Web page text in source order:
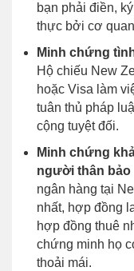
bạn phải điền,
thực bởi cơ
Minh chứng
Hộ chiếu New
hoặc Visa làm
tuân thủ pháp
cộng tuyệt đối.
Minh chứng
người thân bảo
ngân hàng tại
nhất, hợp đồng
hợp đồng thuê
chứng minh họ
thoải mái.